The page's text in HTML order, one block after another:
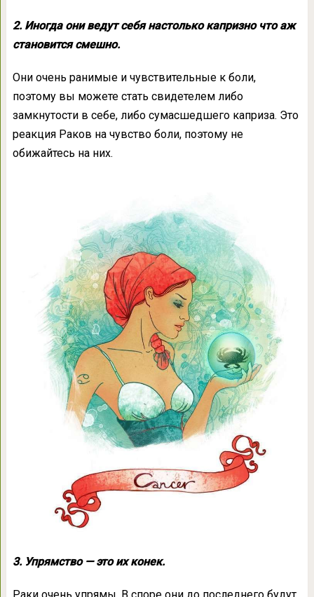
2. Иногда они ведут себя настолько капризно что аж
становится смешно.
Они очень ранимые и чувствительные к боли,
поэтому вы можете стать свидетелем либо
замкнутости в себе, либо сумасшедшего каприза. Это
реакция Раков на чувство боли, поэтому не
обижайтесь на них.
3. Упрямство — это их конек.